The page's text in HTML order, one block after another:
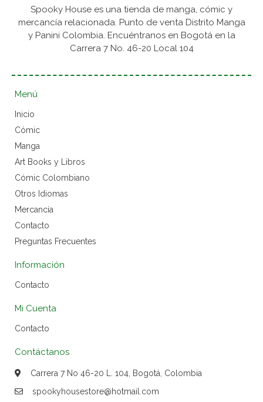
Spooky House es una tienda de manga, cómic y
mercancía relacionada. Punto de venta Distrito Manga
y Panini Colombia. Encuéntranos en Bogotá en la
Carrera 7 No. 46-20 Local 104
Menú
Inicio
Cómic
Manga
Art Books y Libros
Cómic Colombiano
Otros Idiomas
Mercancía
Contacto
Preguntas Frecuentes
Información
Contacto
Mi Cuenta
Contacto
Contáctanos
Carrera 7 No 46-20 L. 104, Bogotá, Colombia
spookyhousestore@hotmail.com